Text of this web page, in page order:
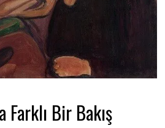
Farklı Bir Bakış